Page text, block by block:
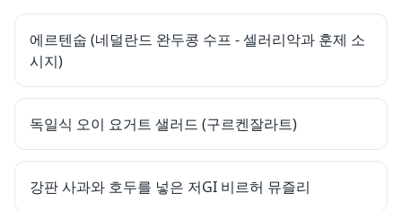
에르텐숩 (네덜란드 완두콩 수프 - 셀러리악과 훈제 소
시지)
독일식 오이 요거트 샐러드 (구르켄잘라트)
강판 사과와 호두를 넣은 저GI 비르허 뮤즐리